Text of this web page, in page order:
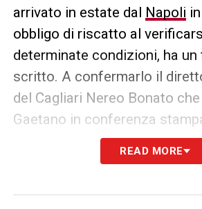
arrivato in estate dal Napoli
obbligo di riscatto al
determinate condizioni, ha
scritto. A confermarlo il
del Cagliari Nereo Bonato
Gaetano in conferenza
Gaetano
Raggiungendo l’obiettivo poi
READ MORE